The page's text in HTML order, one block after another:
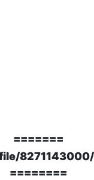
=======
========